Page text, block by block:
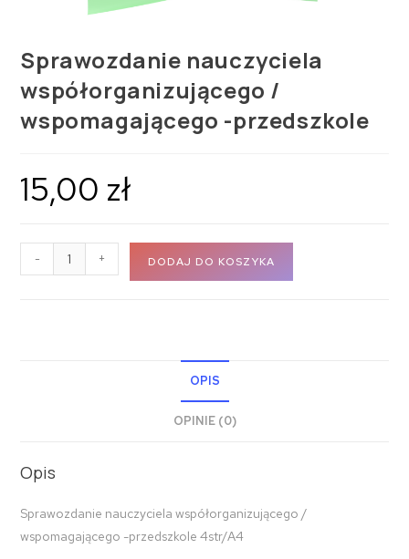
Sprawozdanie nauczyciela
współorganizującego /
wspomagającego -przedszkole
15,00 zł
- + DODAJ DO KOSZYKA
OPIS
OPINIE (0)
Opis
Sprawozdanie nauczyciela współorganizującego /
wspomagającego -przedszkole 4str/A4